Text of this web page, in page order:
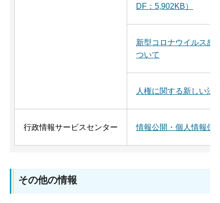
DF：5,902KB）
新型コロナウイルス感
ついて
人権に関する新しい法
行政情報サービスセンター 情報公開・個人情報保
その他の情報